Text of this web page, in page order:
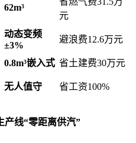
62m³
元
动态变频
±3%
避浪费12.6万元
0.8m³嵌入式 省土建费30万元
无人值守 省工资100%
产线“零距离供汽”